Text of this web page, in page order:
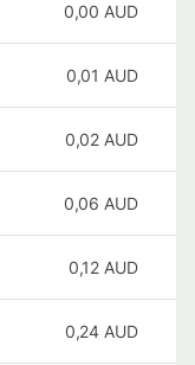
0,00 AUD
0,01 AUD
0,02 AUD
0,06 AUD
0,12 AUD
0,24 AUD